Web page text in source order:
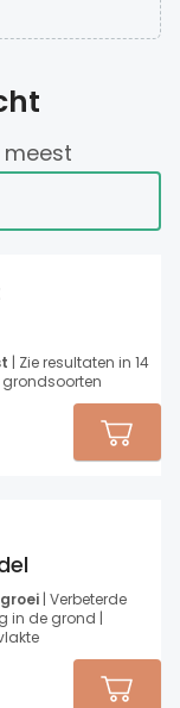
| Zie resultaten in 14
| Verbeterde
in de grond |